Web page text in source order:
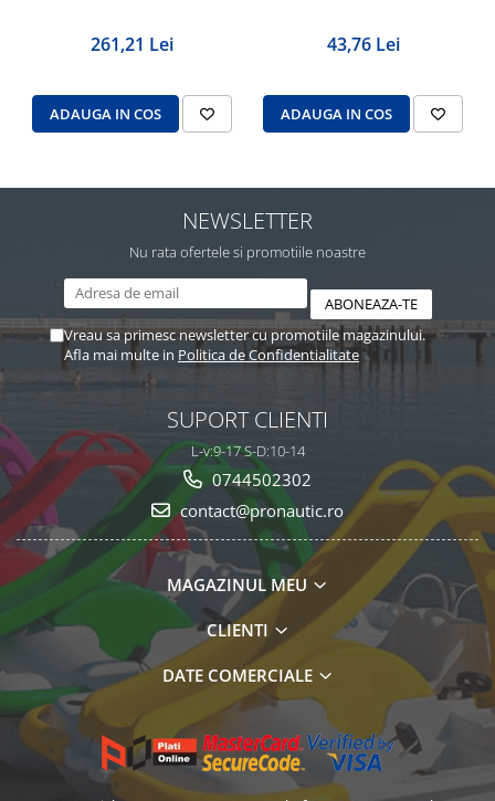
261,21 Lei
ADAUGA IN COS
43,76 Lei
ADAUGA IN COS
NEWSLETTER
Nu rata ofertele si promotiile noastre
Vreau sa primesc newsletter cu promotiile magazinului.
Afla mai multe in Politica de Confidentialitate
SUPORT CLIENTI
L-v:9-17 S-D:10-14
0744502302
contact@pronautic.ro
MAGAZINUL MEU
CLIENTI
DATE COMERCIALE